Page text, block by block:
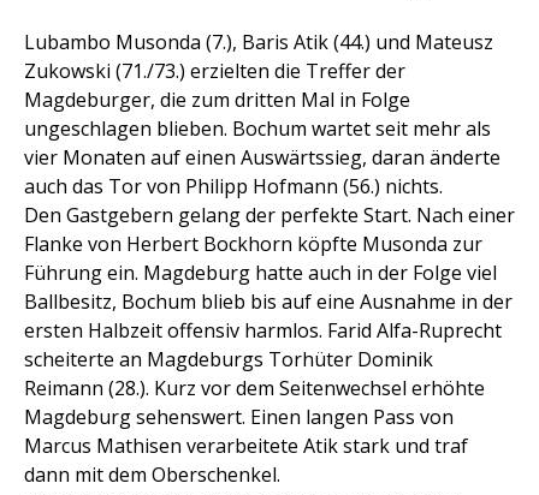
Lubambo Musonda (7.), Baris Atik (44.) und Mateusz
Zukowski (71./73.) erzielten die Treffer der
Magdeburger, die zum dritten Mal in Folge
ungeschlagen blieben. Bochum wartet seit mehr als
vier Monaten auf einen Auswärtssieg, daran änderte
auch das Tor von Philipp Hofmann (56.) nichts.
Den Gastgebern gelang der perfekte Start. Nach einer
Flanke von Herbert Bockhorn köpfte Musonda zur
Führung ein. Magdeburg hatte auch in der Folge viel
Ballbesitz, Bochum blieb bis auf eine Ausnahme in der
ersten Halbzeit offensiv harmlos. Farid Alfa-Ruprecht
scheiterte an Magdeburgs Torhüter Dominik
Reimann (28.). Kurz vor dem Seitenwechsel erhöhte
Magdeburg sehenswert. Einen langen Pass von
Marcus Mathisen verarbeitete Atik stark und traf
dann mit dem Oberschenkel.